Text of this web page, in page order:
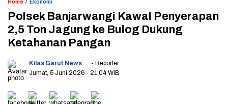
Home Ekonomi
Polsek Banjarwangi Kawal Penyerapan
2,5 Ton Jagung ke Bulog Dukung
Ketahanan Pangan
Kilas Garut News
- Reporter
Jumat, 5 Juni 2026 - 21:04 WIB